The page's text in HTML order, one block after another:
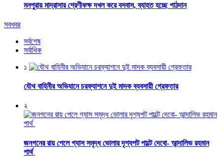
মনপুরায় মাদ্রাসার শ্রেণীকক্ষ দখল করে বসবাস, ব্যাহত হচ্ছে পাঠদান
সবখবর
সর্বশেষ
সর্বাধিক
১
যৌথ বাহিনীর অভিযানে চরফ্যাশনে দুই মাদক ব্যবসায়ী গ্রেফতার
২
জনগনের রায় পেলে গ্যাস সমৃদ্ধ ভোলার দৃশ্যপট পাল্টে দেবো- আন্দালিভ রহমান
পার্থ